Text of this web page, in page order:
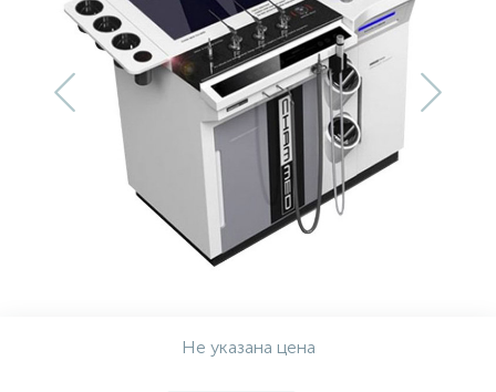
Не указана цена